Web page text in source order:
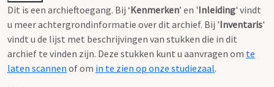
Dit is een archieftoegang. Bij ‘Kenmerken’ en 'Inleiding' vindt
u meer achtergrondinformatie over dit archief. Bij 'Inventaris'
vindt u de lijst met beschrijvingen van stukken die in dit
archief te vinden zijn. Deze stukken kunt u aanvragen om te
laten scannen of om in te zien op onze studiezaal.